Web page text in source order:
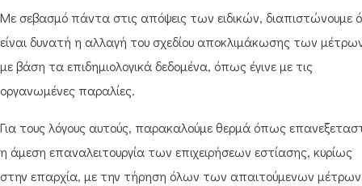
Με σεβασμό πάντα στις απόψεις των ειδικών, διαπιστώνουμε
είναι δυνατή η αλλαγή του σχεδίου αποκλιμάκωσης των
με βάση τα επιδημιολογικά δεδομένα, όπως έγινε με τις
οργανωμένες παραλίες.
Για τους λόγους αυτούς, παρακαλούμε θερμά όπως
η άμεση επαναλειτουργία των επιχειρήσεων εστίασης, κυρίως
στην επαρχία, με την τήρηση όλων των απαιτούμενων μέτρων